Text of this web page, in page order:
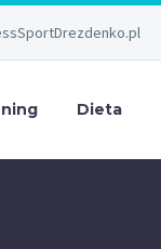
Dieta